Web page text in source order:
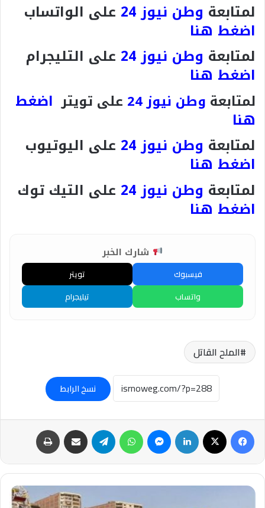
لمتابعة وطن نيوز 24 على الواتساب
اضغط هنا
لمتابعة وطن نيوز 24 على التليجرام
اضغط هنا
لمتابعة وطن نيوز 24 على تويتر اضغط
هنا
لمتابعة وطن نيوز 24 على اليوتيوب
اضغط هنا
لمتابعة وطن نيوز 24 على التيك توك
اضغط هنا
شارك الخبر
فيسبوك
تويتر
واتساب
تيليجرام
الملح القاتل
نسخ الرابط
فيسبوك لينكدإن ماسنجر واتساب تيلقرام مشاركة عبر البريد
يوم